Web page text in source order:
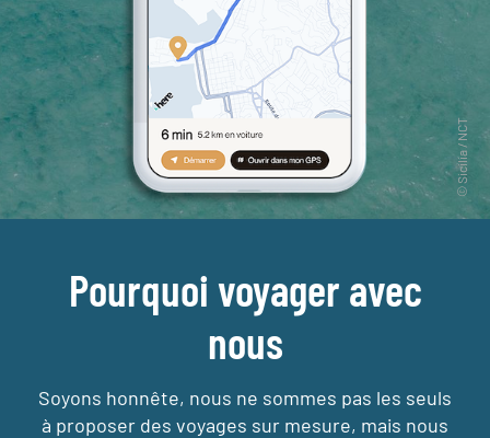
Pourquoi voyager avec
nous
Soyons honnête, nous ne sommes pas les seuls
à proposer des voyages sur mesure, mais nous